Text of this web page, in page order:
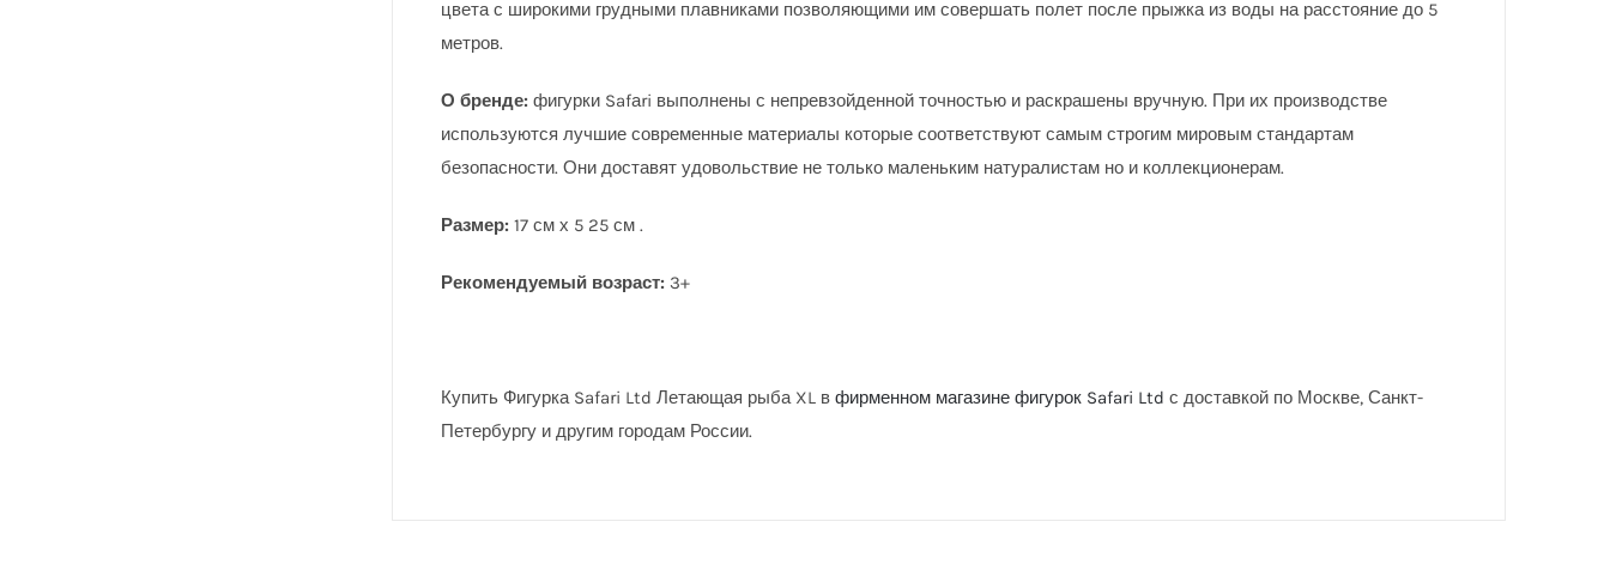
цвета с широкими грудными плавниками позволяющими им совершать полет после прыжка из воды на расстояние до 5
метров.
О бренде: фигурки Safаri выполнены с непревзойденной точностью и раскрашены вручную. При их производстве
используются лучшие современные материалы которые соответствуют самым строгим мировым стандартам
безопасности. Они доставят удовольствие не только маленьким натуралистам но и коллекционерам.
Размер: 17 см х 5 25 см .
Рекомендуемый возраст: 3+
Купить Фигурка Safari Ltd Летающая рыба XL в фирменном магазине фигурок Safari Ltd с доставкой по Москве, Санкт-
Петербургу и другим городам России.